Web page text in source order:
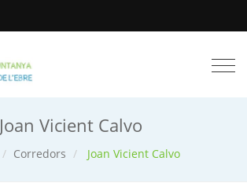
Joan Vicient Calvo
Corredors Joan Vicient Calvo